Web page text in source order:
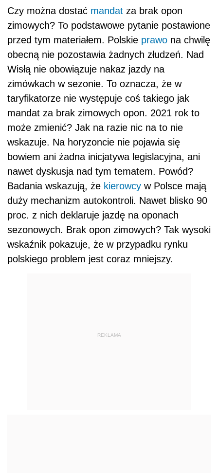
Czy można dostać mandat za brak opon
zimowych? To podstawowe pytanie postawione
przed tym materiałem. Polskie prawo na chwilę
obecną nie pozostawia żadnych złudzeń. Nad
Wisłą nie obowiązuje nakaz jazdy na
zimówkach w sezonie. To oznacza, że w
taryfikatorze nie występuje coś takiego jak
mandat za brak zimowych opon. 2021 rok to
może zmienić? Jak na razie nic na to nie
wskazuje. Na horyzoncie nie pojawia się
bowiem ani żadna inicjatywa legislacyjna, ani
nawet dyskusja nad tym tematem. Powód?
Badania wskazują, że kierowcy w Polsce mają
duży mechanizm autokontroli. Nawet blisko 90
proc. z nich deklaruje jazdę na oponach
sezonowych. Brak opon zimowych? Tak wysoki
wskaźnik pokazuje, że w przypadku rynku
polskiego problem jest coraz mniejszy.
REKLAMA